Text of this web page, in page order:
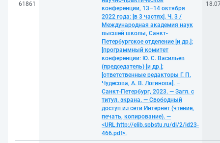
61861
конференции, 13–14 октября
2022 года: [в 3 частях]. Ч. 3 /
Международная академия наук
высшей школы, Санкт-
Петербургское отделение [и др.];
[программный комитет
конференции: Ю. С. Васильев
(председатель) [и др.];
[ответственные редакторы Г. П.
Чудесова, А. В. Логинова]. –
Санкт-Петербург, 2023. — Загл. с
титул. экрана. — Свободный
доступ из сети Интернет (чтение,
печать, копирование). —
<URL:http://elib.spbstu.ru/dl/2/id23-
466.pdf>.